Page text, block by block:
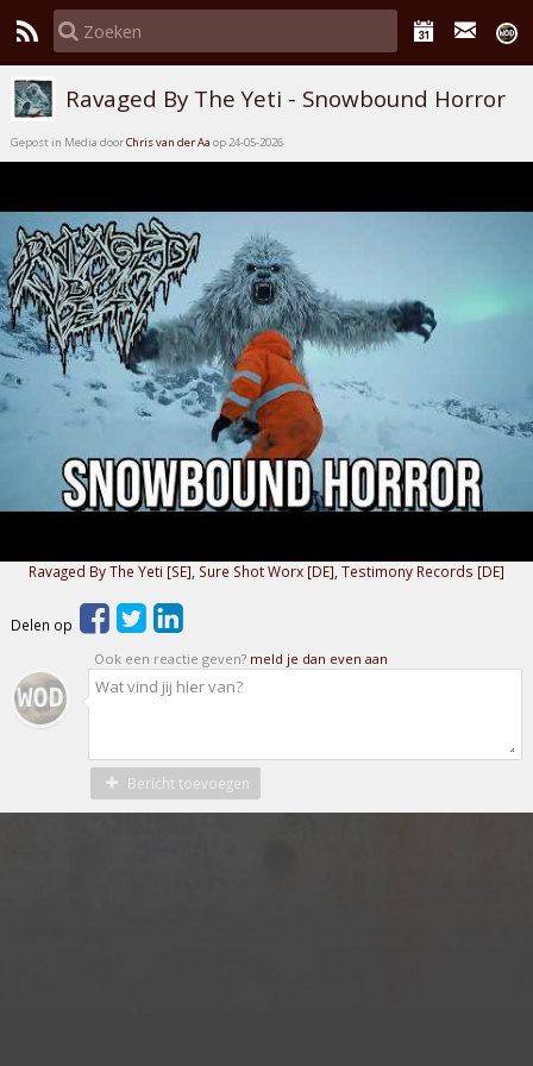
Ravaged By The Yeti - Snowbound Horror
Gepost in Media doorChris van der Aa op 24-05-2026
Ravaged By The Yeti [SE] Sure Shot Worx [DE] Testimony Records [DE]
Delen op
Ook een reactie geven? meld je dan even aan
Bericht toevoegen